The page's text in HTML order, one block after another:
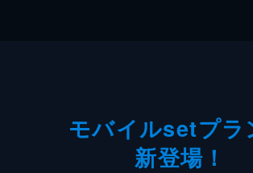
モバイルsetプラ
新登場！